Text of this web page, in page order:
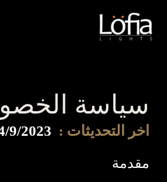
المحتوى
سياسة
اخر التحديثات : 9/2023
مقدمة